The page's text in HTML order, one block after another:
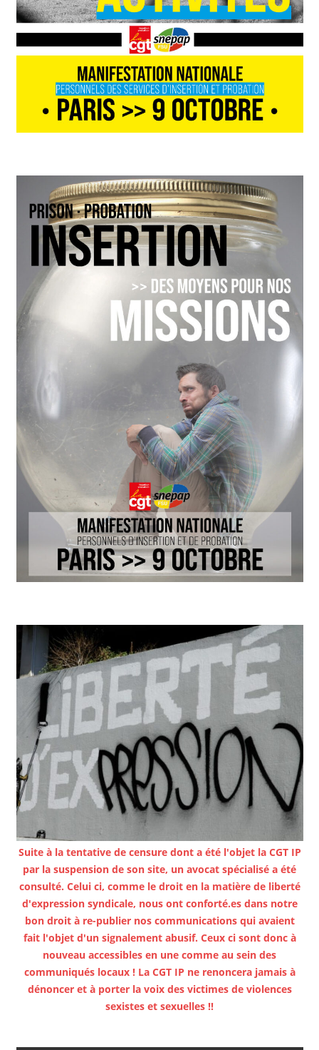
Suite à la tentative de censure dont a été l'objet la CGT IP
par la suspension de son site, un avocat spécialisé a été
consulté. Celui ci, comme le droit en la matière de liberté
d'expression syndicale, nous ont conforté.es dans notre
bon droit à re-publier nos communications qui avaient
fait l'objet d'un signalement abusif. Ceux ci sont donc à
nouveau accessibles en une comme au sein des
communiqués locaux ! La CGT IP ne renoncera jamais à
dénoncer et à porter la voix des victimes de violences
sexistes et sexuelles !!